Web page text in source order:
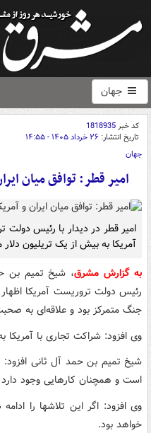
جهان
کد خبر1818935
تاریخ انتشار: ۲۶ خرداد ۱۴۰۵ - ۱۴:۵۵
جهان
امیر قطر: توافق میان
امیر قطر در دیدار با رئیس
آمریکا به بیش از یک تریلیون
به گزارش مشرق، شیخ تمیم بن
رئیس دولت تروریست آمریکا
جنگ متمرکز بود و علاقه‌ای به
وی افزود: شراکت تجاری با
شیخ تمیم بن حمد آل ثانی افزود:
است و همچنان کارهایی وجود دارد
وی افزود: اگر این تلاشها را
خواهد بود.